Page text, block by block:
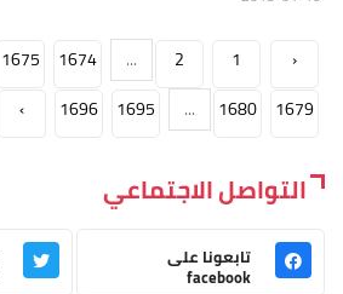
‹
1
2
...
1674
1675
1679
1680
...
1695
1696
›
التواصل الاجتماعي
تابعونا على
facebook